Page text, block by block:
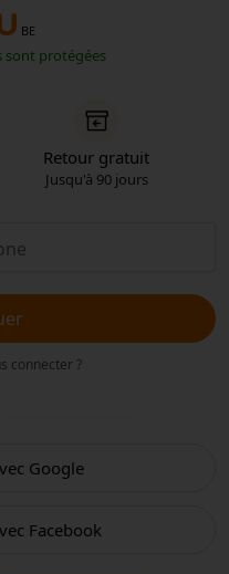
BE
sont protégées
Retour gratuit
Jusqu'à 90 jours
connecter ?
Google
Facebook